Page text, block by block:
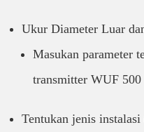
Ukur Diameter Luar
Masukan parameter
transmitter WUF 500
Tentukan jenis